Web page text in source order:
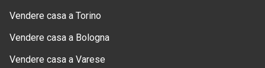
Vendere casa a Torino
Vendere casa a Bologna
Vendere casa a Varese